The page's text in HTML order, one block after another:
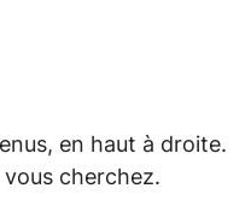
en haut à droite.
cherchez.